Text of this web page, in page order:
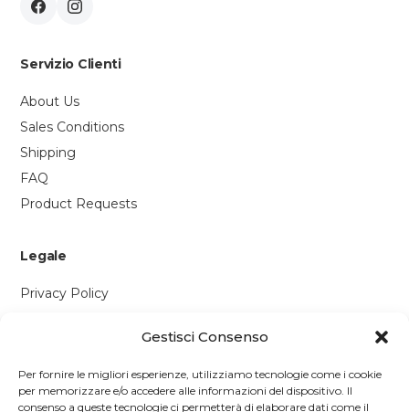
Gestisci Consenso
Per fornire le migliori esperienze, utilizziamo tecnologie come i cookie
per memorizzare e/o accedere alle informazioni del dispositivo. Il
consenso a queste tecnologie ci permetterà di elaborare dati come il
Servizio Clienti
About Us
Sales Conditions
Shipping
FAQ
Product Requests
Legale
Privacy Policy
Contattaci
Via P. Savi, 328